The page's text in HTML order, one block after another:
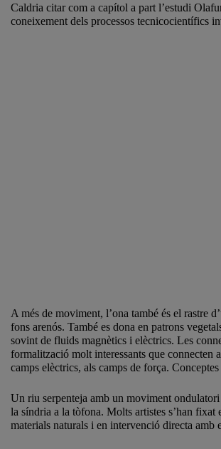
Caldria citar com a capítol a part l’estudi
coneixement dels processos tecnicocientífics
A més de moviment, l’ona també és el rastre
fons arenós. També es dona en patrons
sovint de fluids magnètics i elèctrics. Les
formalització molt interessants que connecten
camps elèctrics, als camps de força.
Un riu serpenteja amb un moviment
la síndria a la tòfona. Molts artistes s’han
materials naturals i en intervenció directa amb